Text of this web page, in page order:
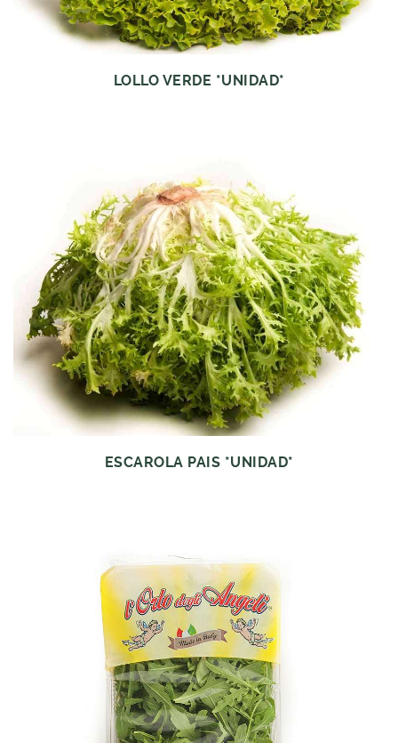
LOLLO VERDE *UNIDAD*
ESCAROLA PAIS *UNIDAD*